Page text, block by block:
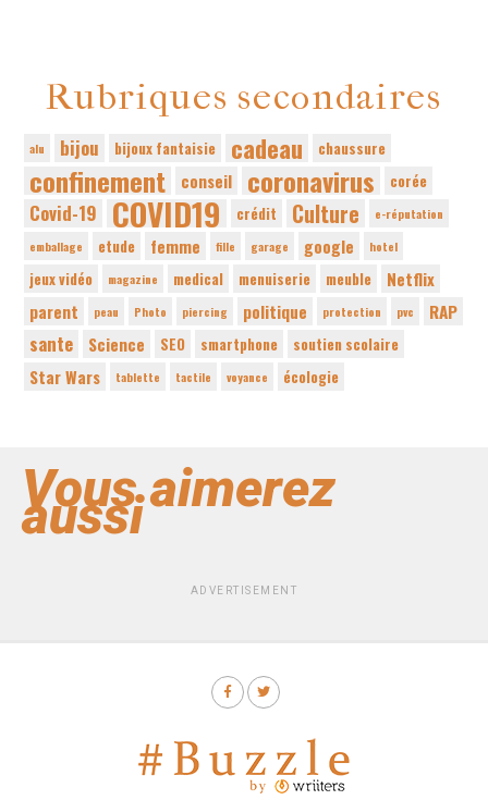
Rubriques secondaires
alu bijou bijoux fantaisie cadeau chaussure
confinement conseil coronavirus corée
Covid-19 COVID19 crédit Culture
e-réputation
emballage
etude femme fille garage google hotel
jeux vidéo magazine medical menuiserie meuble
Netflix
parent
peau Photo piercing politique protection pvc RAP
sante Science SEO smartphone soutien scolaire
Star Wars tablette tactile voyance écologie
Vous aimerez
aussi
ADVERTISEMENT